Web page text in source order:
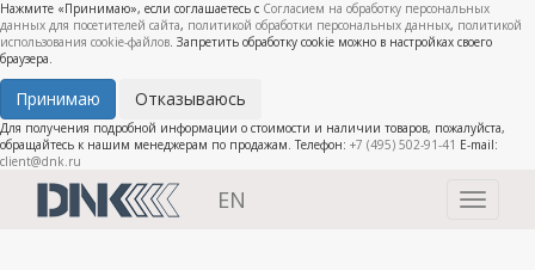
Нажмите «Принимаю», если соглашаетесь с Согласием на обработку персональных
данных для посетителей сайта, политикой обработки персональных данных, политикой
использования cookie-файлов. Запретить обработку cookie можно в настройках своего
браузера.
Принимаю Отказываюсь
Для получения подробной информации о стоимости и наличии товаров, пожалуйста,
обращайтесь к нашим менеджерам по продажам. Телефон: +7 (495) 502-91-41 E-mail:
client@dnk.ru
Toggle
EN